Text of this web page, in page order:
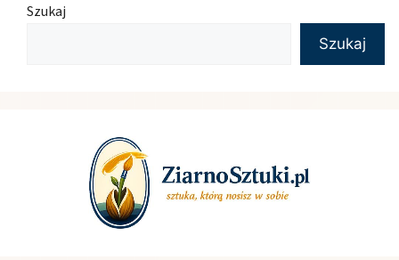
Szukaj
Szukaj